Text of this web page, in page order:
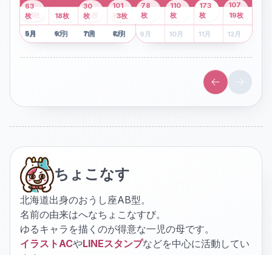
1月
2枚 2月 3月 4月
8枚
5月
41 枚
6月
13枚
7月
6枚
8月
101
枚
9月
63
枚
10月
18枚
11月
30
枚
12月
3枚 1月 2月 3月
43
枚
4月
107
枚
5 月
78
枚
6月
110
枚
7月
173
枚
8月
19枚
9 月 10月 11月 12月
ちょこなす
北海道出身のおうし座AB型。
名前の由来はへなちょこなすび。
ゆるキャラを描くのが得意な一児の母です。
イラストACやLINEスタンプなどを中心に活動してい